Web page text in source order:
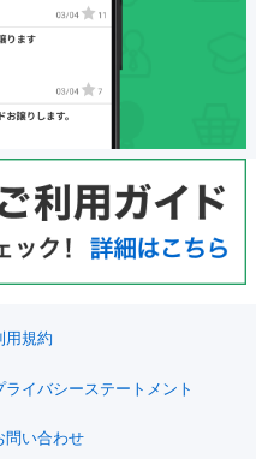
用規約
ライバシーステートメント
問い合わせ